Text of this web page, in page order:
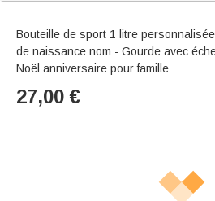
Bouteille de sport 1 litre
de naissance nom - Gourde avec
Noël anniversaire pour famille
27,00 €